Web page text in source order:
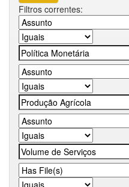
Filtros correntes: